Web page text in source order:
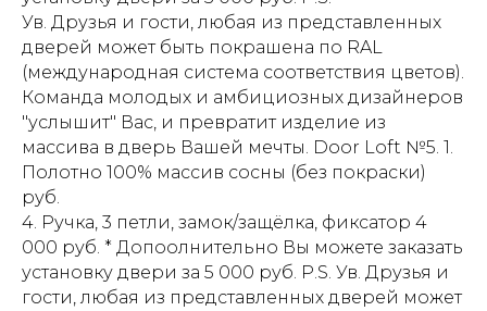
Ув. Друзья и гости, любая из представленных
дверей может быть покрашена по RAL
(международная система соответствия цветов).
Команда молодых и амбициозных дизайнеров
"услышит" Вас, и превратит изделие из
массива в дверь Вашей мечты. Door Loft №5. 1.
Полотно 100% массив сосны (без покраски)
руб.
4. Ручка, 3 петли, замок/защёлка, фиксатор 4
000 руб. * Допоолнительно Вы можете заказать
установку двери за 5 000 руб. P.S. Ув. Друзья и
гости, любая из представленных дверей может